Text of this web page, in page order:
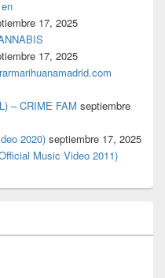
17, 2025
17, 2025
– CRIME FAM septiembre
2020) septiembre 17, 2025
Music Video 2011)